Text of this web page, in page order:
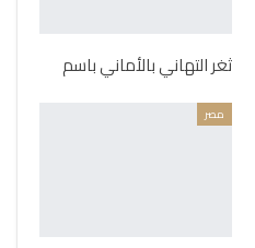
ثغر التهاني بالأماني باسم
مصر